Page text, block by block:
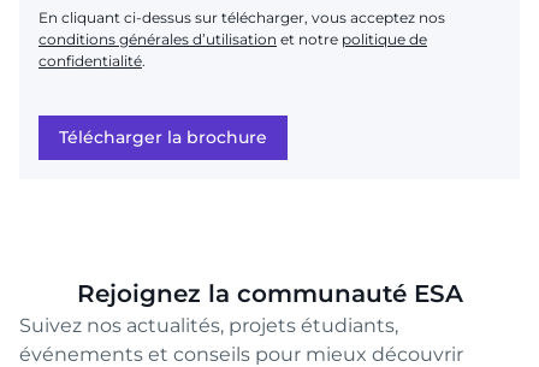
En cliquant ci-dessus sur télécharger, vous acceptez nos
conditions générales d’utilisation et notre politique de
confidentialité.
Télécharger la brochure
Rejoignez la communauté ESA
Suivez nos actualités, projets étudiants,
événements et conseils pour mieux découvrir